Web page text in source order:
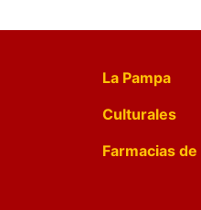
La Pampa
Culturales
Farmacias